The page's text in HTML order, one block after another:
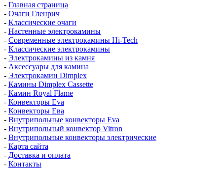
- Главная страница
- Очаги Гленрич
- Классические очаги
- Настенные электрокамины
- Современные электрокамины Hi-Tech
- Классические электрокамины
- Электрокамины из камня
- Аксессуары для камина
- Электрокамин Dimplex
- Камины Dimplex Cassette
- Камин Royal Flame
- Конвекторы Eva
- Конвекторы Ева
- Внутрипольные конвекторы Eva
- Внутрипольный конвектор Vitron
- Внутрипольные конвекторы электрические
- Карта сайта
- Доставка и оплата
- Контакты